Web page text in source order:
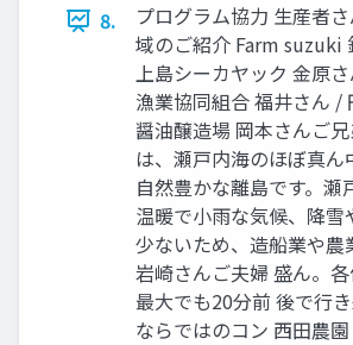
8.
プログラム協⼒ ⽣産者
域のご紹介 Farm suzuki
上島シーカヤック ⾦原
漁業協同組合 福井さん /
醤油醸造場 岡本さんご
は、瀬⼾内海のほぼ真ん
⾃然豊かな離島です。瀬
温暖で⼩⾬な気候、降雪
少ないため、造船業や農
岩崎さんご夫婦 盛ん。
最⼤でも20分前 後で⾏
ならではのコン ⻄⽥農